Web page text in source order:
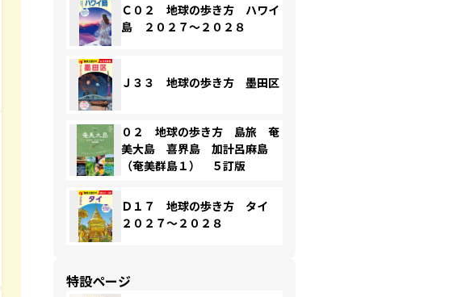
Ｃ０２ 地球の歩き方 ハワイ
島 ２０２７～２０２８
Ｊ３３ 地球の歩き方 墨田区
０２ 地球の歩き方 島旅 奄
美大島 喜界島 加計呂麻島
（奄美群島１） ５訂版
Ｄ１７ 地球の歩き方 タイ
２０２７～２０２８
特設ページ